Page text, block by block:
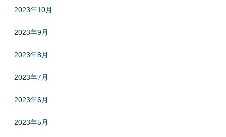
2023年10月
2023年9月
2023年8月
2023年7月
2023年6月
2023年5月